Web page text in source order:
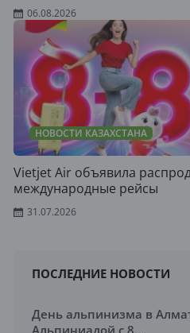
06.08.2026
НОВОСТИ КАЗАХСТАНА
Vietjet Air объявила
международные рейсы
31.07.2026
ПОСЛЕДНИЕ НОВОСТИ
День альпинизма в